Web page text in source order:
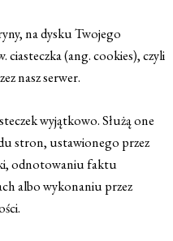
na dysku Twojego
ciasteczka (ang. cookies), czyli
nasz serwer.
wyjątkowo. Służą one
stron, ustawionego przez
odnotowaniu faktu
albo wykonaniu przez